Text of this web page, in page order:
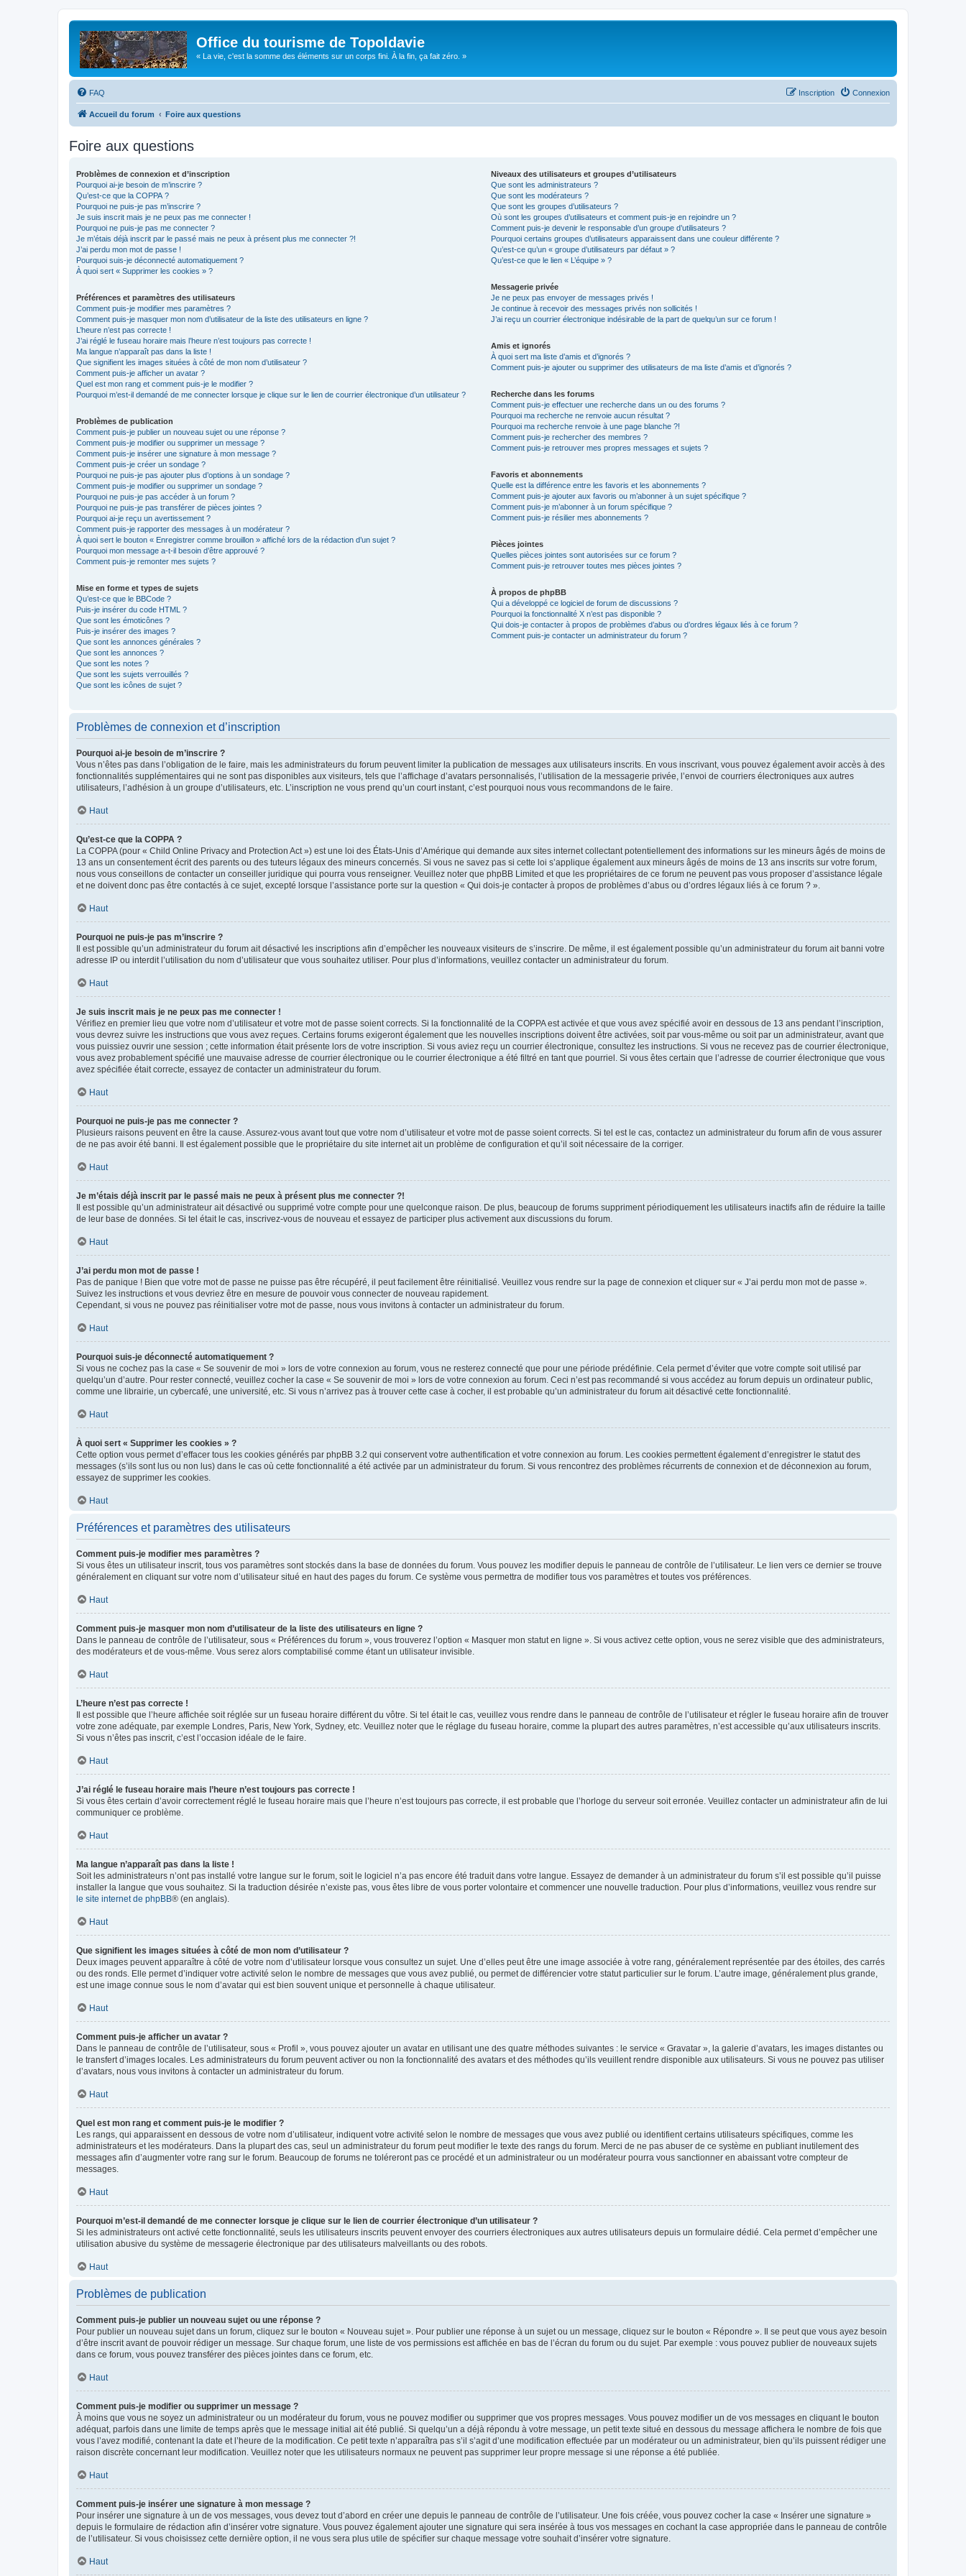
Office du tourisme de Topoldavie
« La vie, c'est la somme des éléments sur un corps fini. À la fin, ça fait zéro. »
FAQ Connexion
Inscription
Accueil du forum Foire aux questions
Foire aux questions
Problèmes de connexion et d’inscription
Pourquoi ai-je besoin de m’inscrire ?
Qu’est-ce que la COPPA ?
Pourquoi ne puis-je pas m’inscrire ?
Je suis inscrit mais je ne peux pas me connecter !
Pourquoi ne puis-je pas me connecter ?
Je m’étais déjà inscrit par le passé mais ne peux à présent plus me connecter ?!
J’ai perdu mon mot de passe !
Pourquoi suis-je déconnecté automatiquement ?
À quoi sert « Supprimer les cookies » ?
Préférences et paramètres des utilisateurs
Comment puis-je modifier mes paramètres ?
Comment puis-je masquer mon nom d’utilisateur de la liste des utilisateurs en ligne ?
L’heure n’est pas correcte !
J’ai réglé le fuseau horaire mais l’heure n’est toujours pas correcte !
Ma langue n’apparaît pas dans la liste !
Que signifient les images situées à côté de mon nom d’utilisateur ?
Comment puis-je afficher un avatar ?
Quel est mon rang et comment puis-je le modifier ?
Pourquoi m’est-il demandé de me connecter lorsque je clique sur le lien de courrier électronique d’un utilisateur ?
Problèmes de publication
Comment puis-je publier un nouveau sujet ou une réponse ?
Comment puis-je modifier ou supprimer un message ?
Comment puis-je insérer une signature à mon message ?
Comment puis-je créer un sondage ?
Pourquoi ne puis-je pas ajouter plus d’options à un sondage ?
Comment puis-je modifier ou supprimer un sondage ?
Pourquoi ne puis-je pas accéder à un forum ?
Pourquoi ne puis-je pas transférer de pièces jointes ?
Pourquoi ai-je reçu un avertissement ?
Comment puis-je rapporter des messages à un modérateur ?
À quoi sert le bouton « Enregistrer comme brouillon » affiché lors de la rédaction d’un sujet ?
Pourquoi mon message a-t-il besoin d’être approuvé ?
Comment puis-je remonter mes sujets ?
Mise en forme et types de sujets
Qu’est-ce que le BBCode ?
Puis-je insérer du code HTML ?
Que sont les émoticônes ?
Puis-je insérer des images ?
Que sont les annonces générales ?
Que sont les annonces ?
Que sont les notes ?
Que sont les sujets verrouillés ?
Que sont les icônes de sujet ?
Niveaux des utilisateurs et groupes d’utilisateurs
Que sont les administrateurs ?
Que sont les modérateurs ?
Que sont les groupes d’utilisateurs ?
Où sont les groupes d’utilisateurs et comment puis-je en rejoindre un ?
Comment puis-je devenir le responsable d’un groupe d’utilisateurs ?
Pourquoi certains groupes d’utilisateurs apparaissent dans une couleur différente ?
Qu’est-ce qu’un « groupe d’utilisateurs par défaut » ?
Qu’est-ce que le lien « L’équipe » ?
Messagerie privée
Je ne peux pas envoyer de messages privés !
Je continue à recevoir des messages privés non sollicités !
J’ai reçu un courrier électronique indésirable de la part de quelqu’un sur ce forum !
Amis et ignorés
À quoi sert ma liste d’amis et d’ignorés ?
Comment puis-je ajouter ou supprimer des utilisateurs de ma liste d’amis et d’ignorés ?
Recherche dans les forums
Comment puis-je effectuer une recherche dans un ou des forums ?
Pourquoi ma recherche ne renvoie aucun résultat ?
Pourquoi ma recherche renvoie à une page blanche ?!
Comment puis-je rechercher des membres ?
Comment puis-je retrouver mes propres messages et sujets ?
Favoris et abonnements
Quelle est la différence entre les favoris et les abonnements ?
Comment puis-je ajouter aux favoris ou m’abonner à un sujet spécifique ?
Comment puis-je m’abonner à un forum spécifique ?
Comment puis-je résilier mes abonnements ?
Pièces jointes
Quelles pièces jointes sont autorisées sur ce forum ?
Comment puis-je retrouver toutes mes pièces jointes ?
À propos de phpBB
Qui a développé ce logiciel de forum de discussions ?
Pourquoi la fonctionnalité X n’est pas disponible ?
Qui dois-je contacter à propos de problèmes d’abus ou d’ordres légaux liés à ce forum ?
Comment puis-je contacter un administrateur du forum ?
Problèmes de connexion et d’inscription
Pourquoi ai-je besoin de m’inscrire ?
Vous n’êtes pas dans l’obligation de le faire, mais les administrateurs du forum peuvent limiter la publication de messages aux utilisateurs inscrits. En vous inscrivant, vous pouvez également avoir accès à des
fonctionnalités supplémentaires qui ne sont pas disponibles aux visiteurs, tels que l’affichage d’avatars personnalisés, l’utilisation de la messagerie privée, l’envoi de courriers électroniques aux autres
utilisateurs, l’adhésion à un groupe d’utilisateurs, etc. L’inscription ne vous prend qu’un court instant, c’est pourquoi nous vous recommandons de le faire.
Haut
Qu’est-ce que la COPPA ?
La COPPA (pour « Child Online Privacy and Protection Act ») est une loi des États-Unis d’Amérique qui demande aux sites internet collectant potentiellement des informations sur les mineurs âgés de moins de
13 ans un consentement écrit des parents ou des tuteurs légaux des mineurs concernés. Si vous ne savez pas si cette loi s’applique également aux mineurs âgés de moins de 13 ans inscrits sur votre forum,
nous vous conseillons de contacter un conseiller juridique qui pourra vous renseigner. Veuillez noter que phpBB Limited et que les propriétaires de ce forum ne peuvent pas vous proposer d’assistance légale
et ne doivent donc pas être contactés à ce sujet, excepté lorsque l’assistance porte sur la question « Qui dois-je contacter à propos de problèmes d’abus ou d’ordres légaux liés à ce forum ? ».
Haut
Pourquoi ne puis-je pas m’inscrire ?
Il est possible qu’un administrateur du forum ait désactivé les inscriptions afin d’empêcher les nouveaux visiteurs de s’inscrire. De même, il est également possible qu’un administrateur du forum ait banni votre
adresse IP ou interdit l’utilisation du nom d’utilisateur que vous souhaitez utiliser. Pour plus d’informations, veuillez contacter un administrateur du forum.
Haut
Je suis inscrit mais je ne peux pas me connecter !
Vérifiez en premier lieu que votre nom d’utilisateur et votre mot de passe soient corrects. Si la fonctionnalité de la COPPA est activée et que vous avez spécifié avoir en dessous de 13 ans pendant l’inscription,
vous devrez suivre les instructions que vous avez reçues. Certains forums exigeront également que les nouvelles inscriptions doivent être activées, soit par vous-même ou soit par un administrateur, avant que
vous puissiez ouvrir une session ; cette information était présente lors de votre inscription. Si vous aviez reçu un courrier électronique, consultez les instructions. Si vous ne recevez pas de courrier électronique,
vous avez probablement spécifié une mauvaise adresse de courrier électronique ou le courrier électronique a été filtré en tant que pourriel. Si vous êtes certain que l’adresse de courrier électronique que vous
avez spécifiée était correcte, essayez de contacter un administrateur du forum.
Haut
Pourquoi ne puis-je pas me connecter ?
Plusieurs raisons peuvent en être la cause. Assurez-vous avant tout que votre nom d’utilisateur et votre mot de passe soient corrects. Si tel est le cas, contactez un administrateur du forum afin de vous assurer
de ne pas avoir été banni. Il est également possible que le propriétaire du site internet ait un problème de configuration et qu’il soit nécessaire de la corriger.
Haut
Je m’étais déjà inscrit par le passé mais ne peux à présent plus me connecter ?!
Il est possible qu’un administrateur ait désactivé ou supprimé votre compte pour une quelconque raison. De plus, beaucoup de forums suppriment périodiquement les utilisateurs inactifs afin de réduire la taille
de leur base de données. Si tel était le cas, inscrivez-vous de nouveau et essayez de participer plus activement aux discussions du forum.
Haut
J’ai perdu mon mot de passe !
Pas de panique ! Bien que votre mot de passe ne puisse pas être récupéré, il peut facilement être réinitialisé. Veuillez vous rendre sur la page de connexion et cliquer sur « J’ai perdu mon mot de passe ».
Suivez les instructions et vous devriez être en mesure de pouvoir vous connecter de nouveau rapidement.
Cependant, si vous ne pouvez pas réinitialiser votre mot de passe, nous vous invitons à contacter un administrateur du forum.
Haut
Pourquoi suis-je déconnecté automatiquement ?
Si vous ne cochez pas la case « Se souvenir de moi » lors de votre connexion au forum, vous ne resterez connecté que pour une période prédéfinie. Cela permet d’éviter que votre compte soit utilisé par
quelqu’un d’autre. Pour rester connecté, veuillez cocher la case « Se souvenir de moi » lors de votre connexion au forum. Ceci n’est pas recommandé si vous accédez au forum depuis un ordinateur public,
comme une librairie, un cybercafé, une université, etc. Si vous n’arrivez pas à trouver cette case à cocher, il est probable qu’un administrateur du forum ait désactivé cette fonctionnalité.
Haut
À quoi sert « Supprimer les cookies » ?
Cette option vous permet d’effacer tous les cookies générés par phpBB 3.2 qui conservent votre authentification et votre connexion au forum. Les cookies permettent également d’enregistrer le statut des
messages (s’ils sont lus ou non lus) dans le cas où cette fonctionnalité a été activée par un administrateur du forum. Si vous rencontrez des problèmes récurrents de connexion et de déconnexion au forum,
essayez de supprimer les cookies.
Haut
Préférences et paramètres des utilisateurs
Comment puis-je modifier mes paramètres ?
Si vous êtes un utilisateur inscrit, tous vos paramètres sont stockés dans la base de données du forum. Vous pouvez les modifier depuis le panneau de contrôle de l’utilisateur. Le lien vers ce dernier se trouve
généralement en cliquant sur votre nom d’utilisateur situé en haut des pages du forum. Ce système vous permettra de modifier tous vos paramètres et toutes vos préférences.
Haut
Comment puis-je masquer mon nom d’utilisateur de la liste des utilisateurs en ligne ?
Dans le panneau de contrôle de l’utilisateur, sous « Préférences du forum », vous trouverez l’option « Masquer mon statut en ligne ». Si vous activez cette option, vous ne serez visible que des administrateurs,
des modérateurs et de vous-même. Vous serez alors comptabilisé comme étant un utilisateur invisible.
Haut
L’heure n’est pas correcte !
Il est possible que l’heure affichée soit réglée sur un fuseau horaire différent du vôtre. Si tel était le cas, veuillez vous rendre dans le panneau de contrôle de l’utilisateur et régler le fuseau horaire afin de trouver
votre zone adéquate, par exemple Londres, Paris, New York, Sydney, etc. Veuillez noter que le réglage du fuseau horaire, comme la plupart des autres paramètres, n’est accessible qu’aux utilisateurs inscrits.
Si vous n’êtes pas inscrit, c’est l’occasion idéale de le faire.
Haut
J’ai réglé le fuseau horaire mais l’heure n’est toujours pas correcte !
Si vous êtes certain d’avoir correctement réglé le fuseau horaire mais que l’heure n’est toujours pas correcte, il est probable que l’horloge du serveur soit erronée. Veuillez contacter un administrateur afin de lui
communiquer ce problème.
Haut
Ma langue n’apparaît pas dans la liste !
Soit les administrateurs n’ont pas installé votre langue sur le forum, soit le logiciel n’a pas encore été traduit dans votre langue. Essayez de demander à un administrateur du forum s’il est possible qu’il puisse
installer la langue que vous souhaitez. Si la traduction désirée n’existe pas, vous êtes libre de vous porter volontaire et commencer une nouvelle traduction. Pour plus d’informations, veuillez vous rendre sur
le site internet de phpBB® (en anglais).
Haut
Que signifient les images situées à côté de mon nom d’utilisateur ?
Deux images peuvent apparaître à côté de votre nom d’utilisateur lorsque vous consultez un sujet. Une d’elles peut être une image associée à votre rang, généralement représentée par des étoiles, des carrés
ou des ronds. Elle permet d’indiquer votre activité selon le nombre de messages que vous avez publié, ou permet de différencier votre statut particulier sur le forum. L’autre image, généralement plus grande,
est une image connue sous le nom d’avatar qui est bien souvent unique et personnelle à chaque utilisateur.
Haut
Comment puis-je afficher un avatar ?
Dans le panneau de contrôle de l’utilisateur, sous « Profil », vous pouvez ajouter un avatar en utilisant une des quatre méthodes suivantes : le service « Gravatar », la galerie d’avatars, les images distantes ou
le transfert d’images locales. Les administrateurs du forum peuvent activer ou non la fonctionnalité des avatars et des méthodes qu’ils veuillent rendre disponible aux utilisateurs. Si vous ne pouvez pas utiliser
d’avatars, nous vous invitons à contacter un administrateur du forum.
Haut
Quel est mon rang et comment puis-je le modifier ?
Les rangs, qui apparaissent en dessous de votre nom d’utilisateur, indiquent votre activité selon le nombre de messages que vous avez publié ou identifient certains utilisateurs spécifiques, comme les
administrateurs et les modérateurs. Dans la plupart des cas, seul un administrateur du forum peut modifier le texte des rangs du forum. Merci de ne pas abuser de ce système en publiant inutilement des
messages afin d’augmenter votre rang sur le forum. Beaucoup de forums ne toléreront pas ce procédé et un administrateur ou un modérateur pourra vous sanctionner en abaissant votre compteur de
messages.
Haut
Pourquoi m’est-il demandé de me connecter lorsque je clique sur le lien de courrier électronique d’un utilisateur ?
Si les administrateurs ont activé cette fonctionnalité, seuls les utilisateurs inscrits peuvent envoyer des courriers électroniques aux autres utilisateurs depuis un formulaire dédié. Cela permet d’empêcher une
utilisation abusive du système de messagerie électronique par des utilisateurs malveillants ou des robots.
Haut
Problèmes de publication
Comment puis-je publier un nouveau sujet ou une réponse ?
Pour publier un nouveau sujet dans un forum, cliquez sur le bouton « Nouveau sujet ». Pour publier une réponse à un sujet ou un message, cliquez sur le bouton « Répondre ». Il se peut que vous ayez besoin
d’être inscrit avant de pouvoir rédiger un message. Sur chaque forum, une liste de vos permissions est affichée en bas de l’écran du forum ou du sujet. Par exemple : vous pouvez publier de nouveaux sujets
dans ce forum, vous pouvez transférer des pièces jointes dans ce forum, etc.
Haut
Comment puis-je modifier ou supprimer un message ?
À moins que vous ne soyez un administrateur ou un modérateur du forum, vous ne pouvez modifier ou supprimer que vos propres messages. Vous pouvez modifier un de vos messages en cliquant le bouton
adéquat, parfois dans une limite de temps après que le message initial ait été publié. Si quelqu’un a déjà répondu à votre message, un petit texte situé en dessous du message affichera le nombre de fois que
vous l’avez modifié, contenant la date et l’heure de la modification. Ce petit texte n’apparaîtra pas s’il s’agit d’une modification effectuée par un modérateur ou un administrateur, bien qu’ils puissent rédiger une
raison discrète concernant leur modification. Veuillez noter que les utilisateurs normaux ne peuvent pas supprimer leur propre message si une réponse a été publiée.
Haut
Comment puis-je insérer une signature à mon message ?
Pour insérer une signature à un de vos messages, vous devez tout d’abord en créer une depuis le panneau de contrôle de l’utilisateur. Une fois créée, vous pouvez cocher la case « Insérer une signature »
depuis le formulaire de rédaction afin d’insérer votre signature. Vous pouvez également ajouter une signature qui sera insérée à tous vos messages en cochant la case appropriée dans le panneau de contrôle
de l’utilisateur. Si vous choisissez cette dernière option, il ne vous sera plus utile de spécifier sur chaque message votre souhait d’insérer votre signature.
Haut